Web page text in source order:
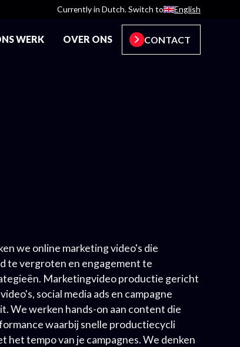
Currently in Dutch. Switch to English
WERK OVER ONS CONTACT
we online marketing video's die
te vergroten en engagement te
Marketingvideo productie gericht
social media ads en campagne
We werken hands-on aan content die
waarbij snelle productiecycli
het tempo van je campagnes. We denken